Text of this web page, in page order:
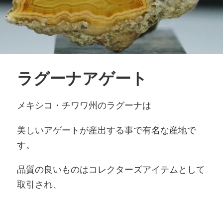
ラグーナアゲート
メキシコ・チワワ州のラグーナは
美しいアゲートが産出する事で有名な産地で
す。
品質の良いものはコレクターズアイテムとして
取引され、